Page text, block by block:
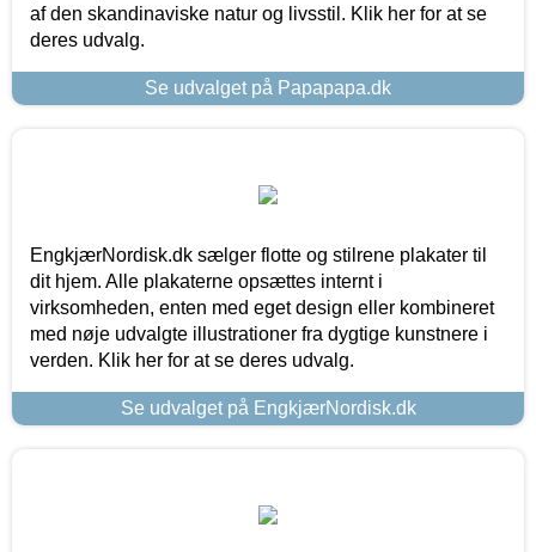
af den skandinaviske natur og livsstil. Klik her for at se
deres udvalg.
Se udvalget på Papapapa.dk
EngkjærNordisk.dk sælger flotte og stilrene plakater til
dit hjem. Alle plakaterne opsættes internt i
virksomheden, enten med eget design eller kombineret
med nøje udvalgte illustrationer fra dygtige kunstnere i
verden. Klik her for at se deres udvalg.
Se udvalget på EngkjærNordisk.dk